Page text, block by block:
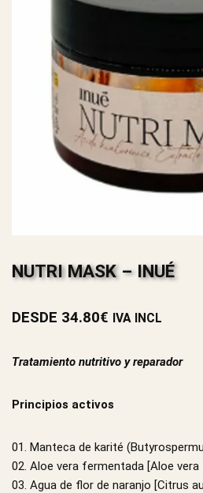
NUTRI MASK – INUÉ
DESDE 34.80€ IVA INCL
Tratamiento nutritivo y reparador
Principios activos
01. Manteca de karité
02. Aloe vera fermentada [Aloe
03. Agua de flor de naranjo [Citrus